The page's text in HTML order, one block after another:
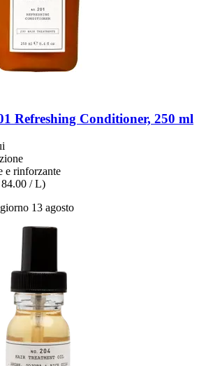
Refreshing Conditioner, 250 ml
e rinforzante
/ L)
13 agosto